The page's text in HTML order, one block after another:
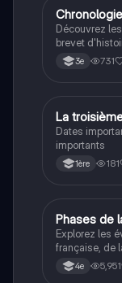
Histoire
Découvrez
brevet
comme la
mondiales,
efficacement.
3e 731
Histoire
La
Dates
importants
1ère 181
Histoire
Phases de
Explorez les
française, de
de la
dates
4e 5,951